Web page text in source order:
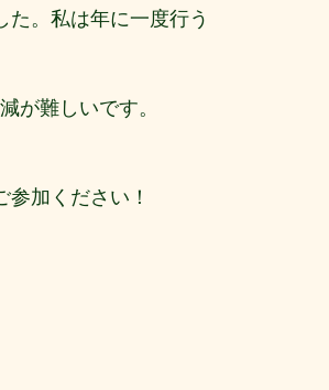
。私は年に一度行う
が難しいです。
加ください！